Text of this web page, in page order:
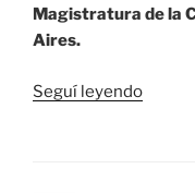
Magistratura de la
Aires.
Seguí leyendo